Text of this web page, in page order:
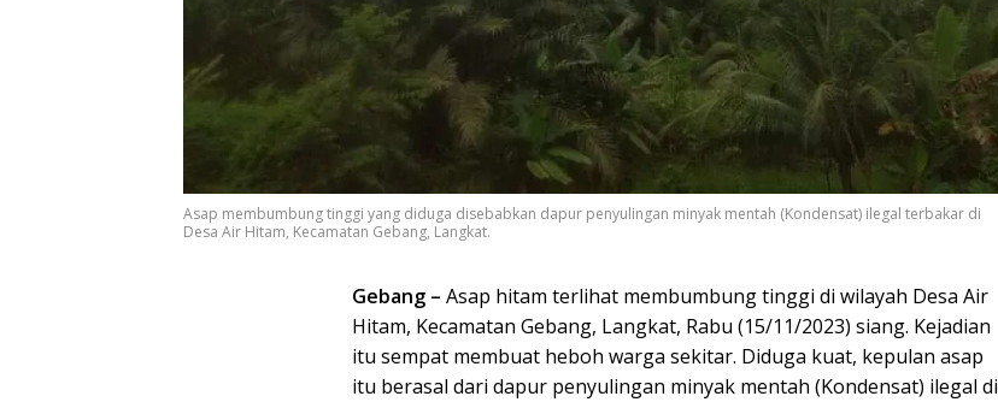
Asap membumbung tinggi yang diduga disebabkan dapur penyulingan minyak mentah (Kondensat) ilegal terbakar di
Desa Air Hitam, Kecamatan Gebang, Langkat.
Gebang – Asap hitam terlihat membumbung tinggi di wilayah Desa Air
Hitam, Kecamatan Gebang, Langkat, Rabu (15/11/2023) siang. Kejadian
itu sempat membuat heboh warga sekitar. Diduga kuat, kepulan asap
itu berasal dari dapur penyulingan minyak mentah (Kondensat) ilegal di